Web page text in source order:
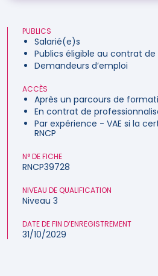
PUBLICS
Salarié(e)s
Publics éligible au contrat
Demandeurs d’emploi
ACCÈS
Après un parcours de
En contrat de
Par expérience - VAE si la
RNCP
N° DE FICHE
RNCP39728
NIVEAU DE QUALIFICATION
Niveau 3
DATE DE FIN D’ENREGISTREMENT
31/10/2029